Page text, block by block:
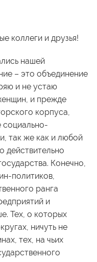
коллеги и друзья!
нашей
– это объединение
и не устаю
и прежде
корпуса,
социально-
так же как и любой
действительно
Конечно,
политиков,
ранга
и
Тех, о которых
ничуть не
тех, на чьих